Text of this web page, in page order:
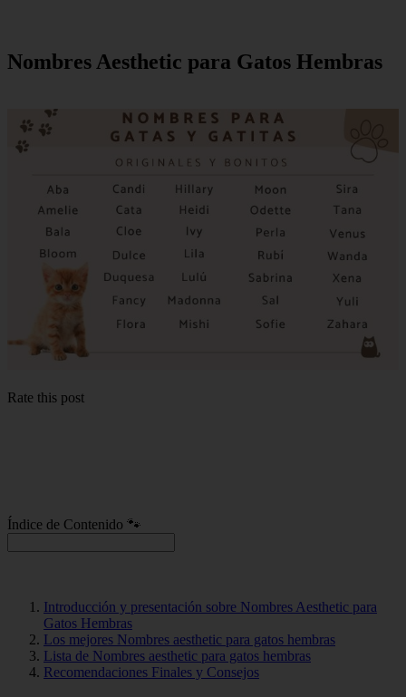
Nombres Aesthetic para Gatos Hembras
Rate this post
Índice de Contenido 🐾
Introducción y presentación sobre Nombres Aesthetic para
Gatos Hembras
Los mejores Nombres aesthetic para gatos hembras
Lista de Nombres aesthetic para gatos hembras
Recomendaciones Finales y Consejos